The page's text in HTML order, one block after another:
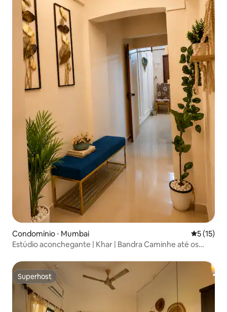
Condomínio ⋅ Mumbai 5 de uma
5 (15)
Estúdio aconchegante | Khar | Bandra Caminhe até os
Superhost
Superhost